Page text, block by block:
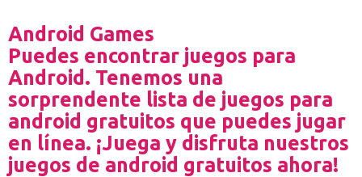
Android Games
Puedes encontrar juegos para
Android. Tenemos una
sorprendente lista de juegos para
android gratuitos que puedes jugar
en línea. ¡Juega y disfruta nuestros
juegos de android gratuitos ahora!